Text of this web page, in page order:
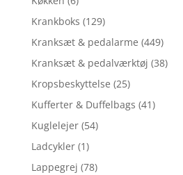
Krankboks (129)
Kranksæt & pedalarme (449)
Kranksæt & pedalværktøj (38)
Kropsbeskyttelse (25)
Kufferter & Duffelbags (41)
Kuglelejer (54)
Ladcykler (1)
Lappegrej (78)